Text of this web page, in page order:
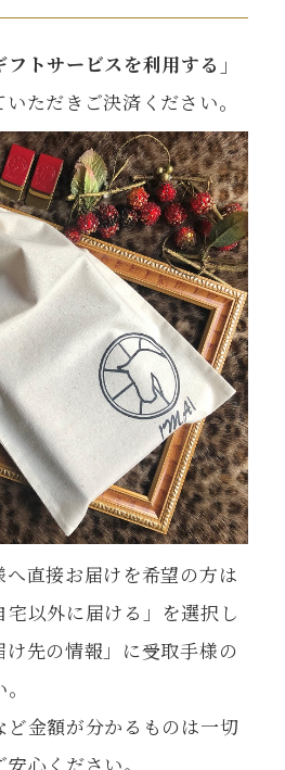
フトサービスを利用する」
ただきご決済ください。
へ直接お届けを希望の方は
以外に届ける」を選択し
先の情報」に受取手様の
ど金額が分かるものは一切
心ください。